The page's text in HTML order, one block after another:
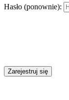
Hasło (ponownie):
Zarejestruj się